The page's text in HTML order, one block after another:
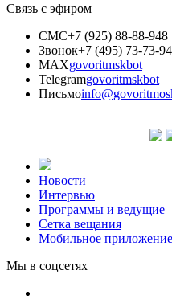
Связь с эфиром
СМС+7 (925) 88-88-948
Звонок+7 (495) 73-73-
MAXgovoritmskbot
Telegramgovoritmskbot
Письмо
Новости
Интервью
Программы и ведущие
Сетка вещания
Мобильное приложение
Мы в соцсетях